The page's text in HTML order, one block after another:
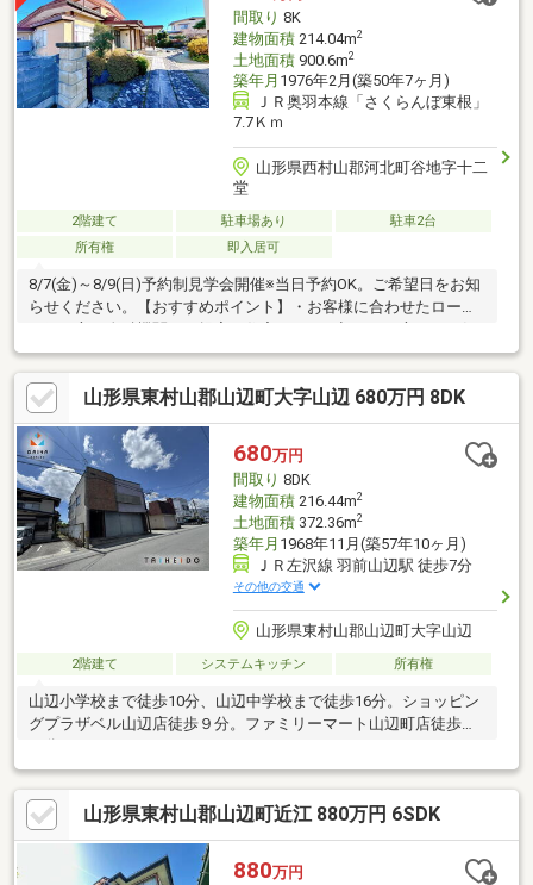
中部小学校まで約３００ｍ
間取り 8K
建物面積214.04m2
土地面積900.6m2
築年月 1976年2月(築50年7ヶ月)
ＪＲ奥羽本線「さくらんぼ東根」
7.7Ｋｍ
山形県西村山郡河北町谷地字十二
堂
2階建て 駐車場あり
駐車2台
所有権
即入居可
8/7(金)～8/9(日)予約制見学会開催※当日予約OK。ご希望日をお知
らせください。【おすすめポイント】・お客様に合わせたローン
軽にご相談ください【周辺施設】・谷地中部小学校450ｍ（徒歩6
分）・河北中学校1100ｍ（徒歩14分/自転車5分）・ヨークベニマ
ル河北店様1600ｍ（徒歩20分/車4分）・ファミリーマート河北体
育館前店様350ｍ（徒歩5分/車1分）・山形県立河北病院1500ｍ
（徒歩19分/車3分）
山形県東村山郡山辺町大字山辺 680万円 8DK
680万円
間取り 8DK
建物面積216.44m2
土地面積372.36m2
築年月 1968年11月(築57年10ヶ月)
ＪＲ左沢線 羽前山辺駅 徒歩7分
その他の交通
山形県東村山郡山辺町大字山辺
2階建て システムキッチン 所有権
山辺小学校まで徒歩10分、山辺中学校まで徒歩16分。ショッピン
グプラザベル山辺店徒歩９分。ファミリーマート山辺町店徒歩１
０分。
山形県東村山郡山辺町近江 880万円 6SDK
880万円